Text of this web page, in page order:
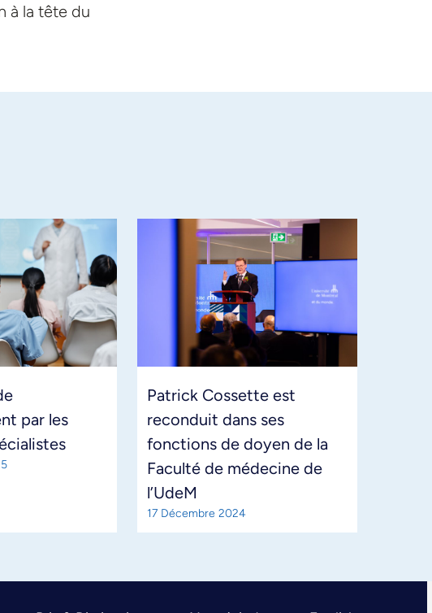
à la tête du
par les
Patrick Cossette est
reconduit dans ses
fonctions de doyen de la
Faculté de médecine de
l’UdeM
17 Décembre 2024